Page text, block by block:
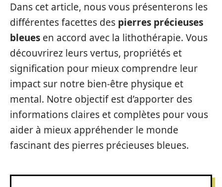
Dans cet article, nous vous présenterons les
différentes facettes des pierres précieuses
bleues en accord avec la lithothérapie. Vous
découvrirez leurs vertus, propriétés et
signification pour mieux comprendre leur
impact sur notre bien-être physique et
mental. Notre objectif est d’apporter des
informations claires et complètes pour vous
aider à mieux appréhender le monde
fascinant des pierres précieuses bleues.